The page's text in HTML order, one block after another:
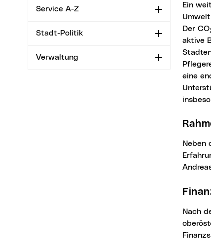
Service A-Z Aufklappen
Stadt-Politik Aufklappen
Verwaltung Aufklappen
Ein weiterer Fokus lag auf nachhaltige Stadtentwicklung als Beitrag zum Klima- und
Der CO
aktive
eine
Neben den inhaltlichen Diskussionen bot der Städtetag eine Plattform für Vernetzung und
Nach der Wahl des Vorsitzenden wurden zentrale Themen für die Zukunft der